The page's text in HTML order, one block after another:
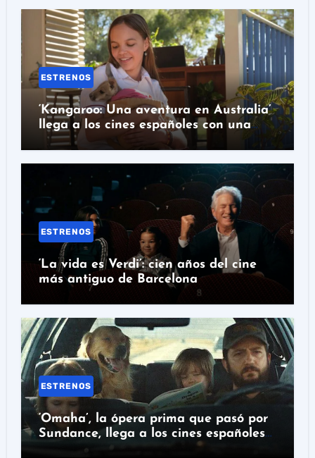
ESTRENOS
‘Kangaroo: Una aventura en Australia’
llega a los cines españoles con una
historia real detrás
ESTRENOS
‘La vida es Verdi’: cien años del cine
más antiguo de Barcelona
ESTRENOS
‘Omaha’, la ópera prima que pasó por
Sundance, llega a los cines españoles
el 17 de julio